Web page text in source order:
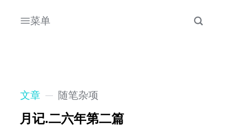
菜单
文章 随笔杂项
月记.二六年第二篇